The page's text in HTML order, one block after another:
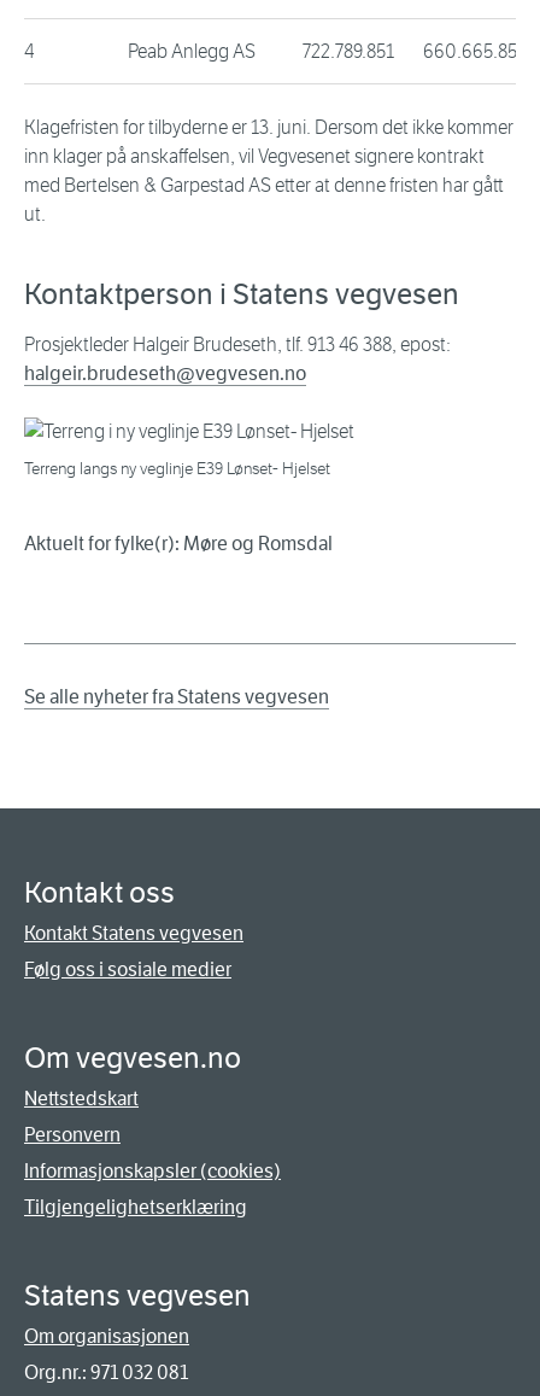
4 Peab Anlegg AS 722.789.851 660.665.851
Klagefristen for tilbyderne er 13. juni. Dersom det ikke kommer
inn klager på anskaffelsen, vil Vegvesenet signere kontrakt
med Bertelsen & Garpestad AS etter at denne fristen har gått
ut.
Kontaktperson i Statens vegvesen
Prosjektleder Halgeir Brudeseth, tlf. 913 46 388, epost:
halgeir.brudeseth@vegvesen.no
Terreng langs ny veglinje E39 Lønset- Hjelset
Aktuelt for fylke(r): Møre og Romsdal
Se alle nyheter fra Statens vegvesen
Kontakt oss
Kontakt Statens vegvesen
Følg oss i sosiale medier
Om vegvesen.no
Nettstedskart
Personvern
Informasjonskapsler (cookies)
Tilgjengelighetserklæring
Statens vegvesen
Om organisasjonen
Org.nr.: 971 032 081